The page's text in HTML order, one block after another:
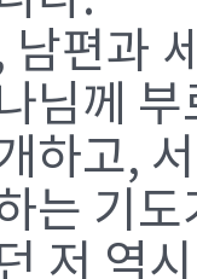
남편과
님께
하고,
는 기
저 역